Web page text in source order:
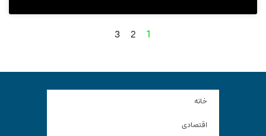
1
2
3
خانه
اقتصادی